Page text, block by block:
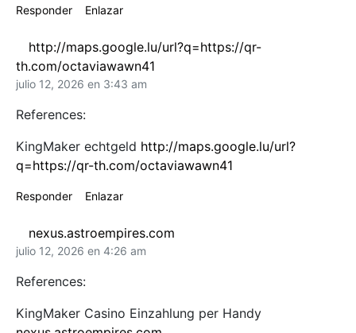
Responder Enlazar
http://maps.google.lu/url?q=https://qr-
th.com/octaviawawn41
julio 12, 2026 en 3:43 am
References:
KingMaker echtgeld http://maps.google.lu/url?
q=https://qr-th.com/octaviawawn41
Responder Enlazar
nexus.astroempires.com
julio 12, 2026 en 4:26 am
References:
KingMaker Casino Einzahlung per Handy